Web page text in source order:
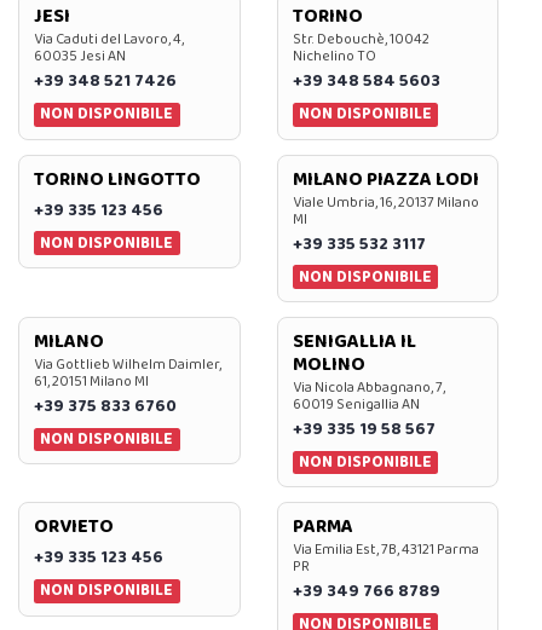
JESI
Via Caduti del Lavoro, 4,
60035 Jesi AN
+39 348 521 7426
NON DISPONIBILE
TORINO
Str. Debouchè, 10042
Nichelino TO
+39 348 584 5603
NON DISPONIBILE
TORINO LINGOTTO
+39 335 123 456
NON DISPONIBILE
MILANO PIAZZA LODI
Viale Umbria, 16, 20137 Milano
MI
+39 335 532 3117
NON DISPONIBILE
MILANO
Via Gottlieb Wilhelm Daimler,
61, 20151 Milano MI
+39 375 833 6760
NON DISPONIBILE
SENIGALLIA IL
MOLINO
Via Nicola Abbagnano, 7,
60019 Senigallia AN
+39 335 19 58 567
NON DISPONIBILE
ORVIETO
+39 335 123 456
NON DISPONIBILE
PARMA
Via Emilia Est, 7B, 43121 Parma
PR
+39 349 766 8789
NON DISPONIBILE